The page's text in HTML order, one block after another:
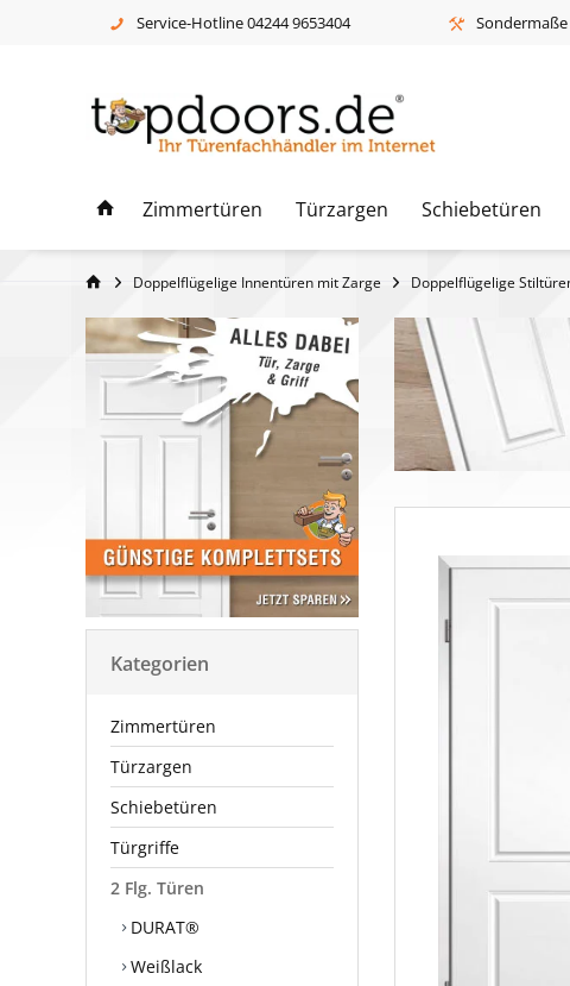
Service-Hotline 04244 9653404
Zimmertüren Türzargen Schiebetüren
Doppelflügelige Innentüren mit Zarge Doppelflügelige
Kategorien
Zimmertüren
Türzargen
Schiebetüren
Türgriffe
2 Flg. Türen
DURAT®
Weißlack